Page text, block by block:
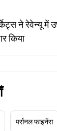
ने रेवेन्यू में
किया
पर्सनल फाइनेंस